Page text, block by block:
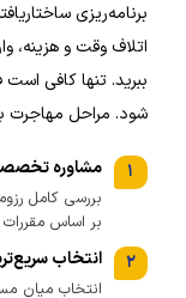
برنامه‌ریزی
اتلاف وقت و هزینه،
ببرید. تنها کافی
شود. مراحل مهاجرت
۱ مشاوره
بررسی کامل
بر اساس
۲ انتخاب
انتخاب میان